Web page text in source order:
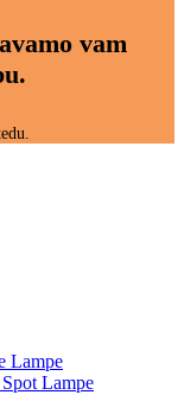
vam
Lampe
Lampe